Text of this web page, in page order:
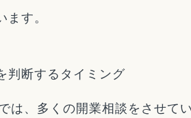
す。
判断するタイミング
、多くの開業相談をさせて